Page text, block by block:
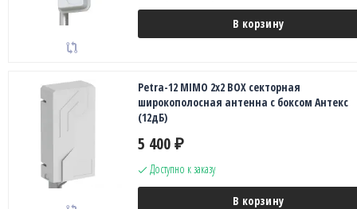
В корзину
Petra-12 MIMO 2х2 BOX секторная
широкополосная антенна с боксом Антекс
(12дБ)
5 400 ₽
Доступно к заказу
В корзину